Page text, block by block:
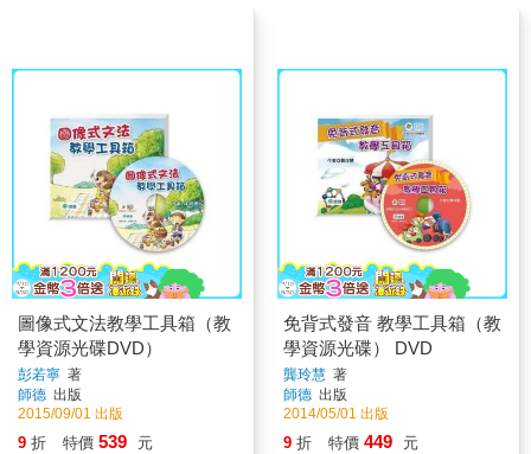
圖像式文法教學工具箱（教
學資源光碟DVD）
彭若寧 著
師德 出版
2015/09/01 出版
9 折 特價 539 元
免背式發音 教學工具箱（教
學資源光碟） DVD
龔玲慧 著
師德 出版
2014/05/01 出版
9 折 特價 449 元